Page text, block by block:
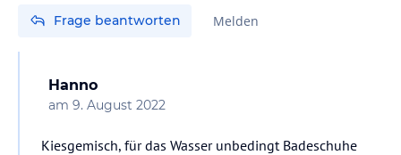
Frage beantworten Melden
Hanno
am 9. August 2022
Kiesgemisch, für das Wasser unbedingt Badeschuhe